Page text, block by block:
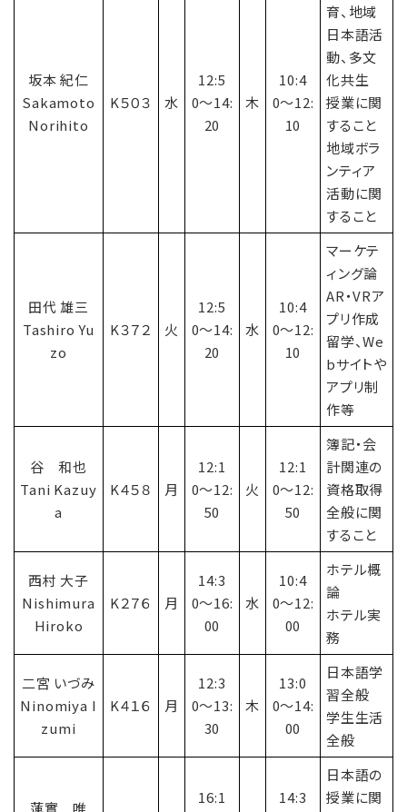
坂本 紀仁
Sakamoto
Norihito
K５０３ 水
12:5
0〜14:
20
木
10:4
0〜12:
10
育、地域
日本語活
動、多文
化共生
授業に関
すること
地域ボラ
ンティア
活動に関
すること
田代 雄三
Tashiro Yu
zo
K３７２ 火
12:5
0〜14:
20
水
10:4
0〜12:
10
マーケテ
ィング論
AR・VRア
プリ作成
留学、We
bサイトや
アプリ制
作等
谷 和也
Tani Kazuy
a
K４５８ 月
12:1
0〜12:
50
火
12:1
0〜12:
50
簿記・会
計関連の
資格取得
全般に関
すること
西村 大子
Nishimura
Hiroko
K２７６ 月
14:3
0〜16:
00
水
10:4
0〜12:
00
ホテル概
論
ホテル実
務
二宮 いづみ
Ninomiya I
zumi
K４１６ 月
12:3
0〜13:
30
木
13:0
0〜14:
00
日本語学
習全般
学生生活
全般
蓮實 唯
16:1
14:3
日本語の
授業に関